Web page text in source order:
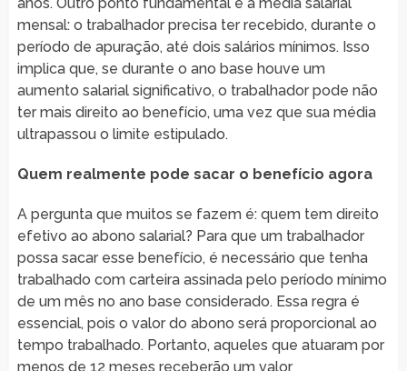
mensal: o trabalhador precisa ter recebido, durante o
período de apuração, até dois salários mínimos. Isso
implica que, se durante o ano base houve um
aumento salarial significativo, o trabalhador pode não
ter mais direito ao benefício, uma vez que sua média
ultrapassou o limite estipulado.
Quem realmente pode sacar o benefício agora
A pergunta que muitos se fazem é: quem tem direito
efetivo ao abono salarial? Para que um trabalhador
possa sacar esse benefício, é necessário que tenha
trabalhado com carteira assinada pelo período mínimo
de um mês no ano base considerado. Essa regra é
essencial, pois o valor do abono será proporcional ao
tempo trabalhado. Portanto, aqueles que atuaram por
menos de 12 meses receberão um valor